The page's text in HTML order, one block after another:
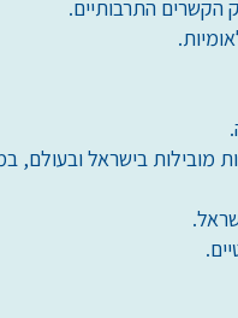
הקשרים התרבותיים.
מובילות בישראל ובעולם,